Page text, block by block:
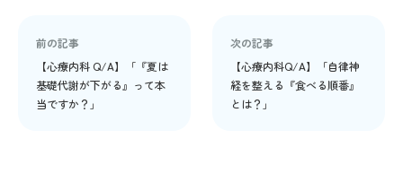
前の記事
【心療内科 Q/A】「『夏は
基礎代謝が下がる』って本
当ですか？」
次の記事
【心療内科Q/A】「自律神
経を整える『食べる順番』
とは？」